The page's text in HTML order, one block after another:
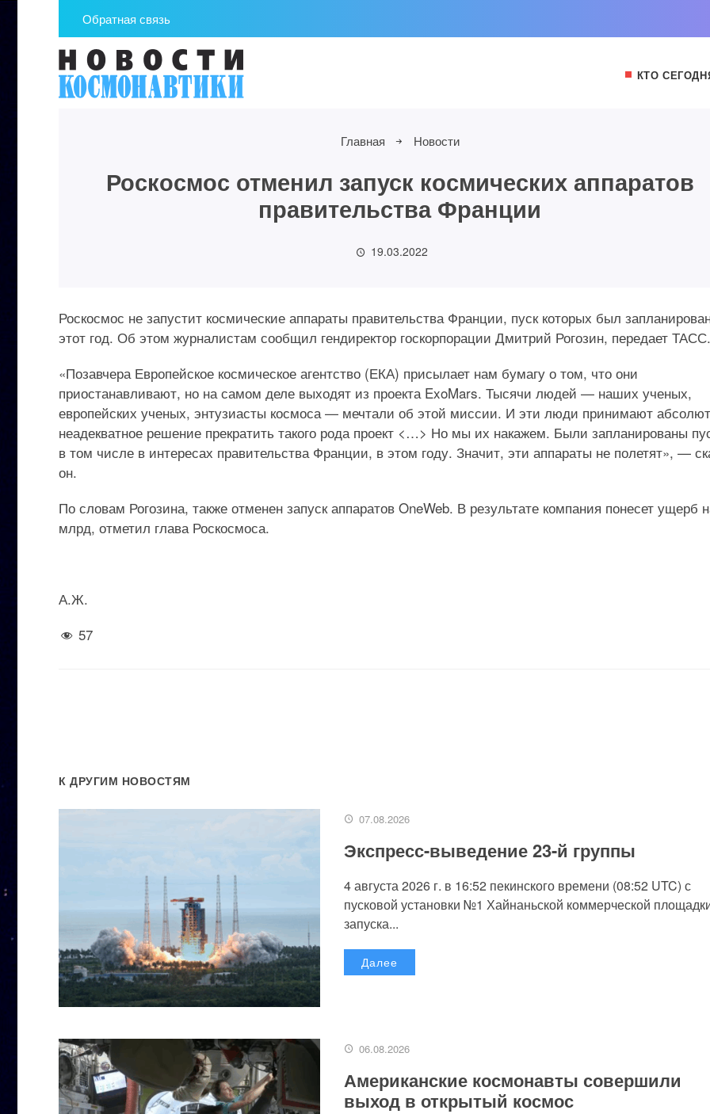
Обратная связь
КТО
Главная Новости
Роскосмос отменил запуск космических аппаратов
правительства Франции
19.03.2022
Роскосмос не запустит космические аппараты правительства Франции, пуск которых был
этот год. Об этом журналистам сообщил гендиректор госкорпорации Дмитрий Рогозин, передает ТАСС.
«Позавчера Европейское космическое агентство (ЕКА) присылает нам бумагу о том, что они
приостанавливают, но на самом деле выходят из проекта ExoMars. Тысячи людей — наших ученых,
европейских ученых, энтузиасты космоса — мечтали об этой миссии. И эти люди принимают
неадекватное решение прекратить такого рода проект <…> Но мы их накажем. Были запланированы
в том числе в интересах правительства Франции, в этом году. Значит, эти аппараты не полетят», —
он.
По словам Рогозина, также отменен запуск аппаратов OneWeb. В результате компания понесет ущерб
млрд, отметил глава Роскосмоса.
А.Ж.
57
К ДРУГИМ НОВОСТЯМ
07.08.2026
Экспресс-выведение 23-й группы
4 августа 2026 г. в 16:52 пекинского времени (08:52 UTC) с
пусковой установки №1 Хайнаньской коммерческой
запуска...
Далее
06.08.2026
Американские космонавты совершили
выход в открытый космос